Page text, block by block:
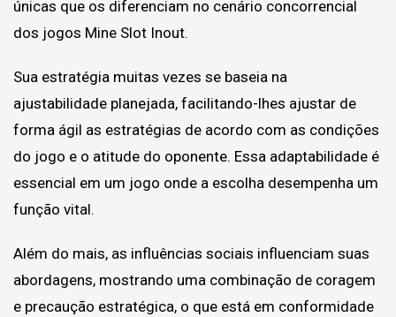
únicas que os diferenciam no cenário concorrencial
dos jogos Mine Slot Inout.
Sua estratégia muitas vezes se baseia na
ajustabilidade planejada, facilitando-lhes ajustar de
forma ágil as estratégias de acordo com as condições
do jogo e o atitude do oponente. Essa adaptabilidade é
essencial em um jogo onde a escolha desempenha um
função vital.
Além do mais, as influências sociais influenciam suas
abordagens, mostrando uma combinação de coragem
e precaução estratégica, o que está em conformidade